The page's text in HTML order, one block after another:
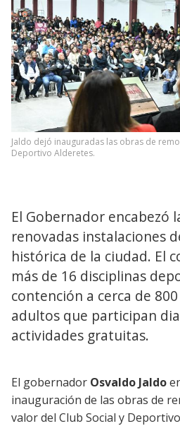
Jaldo dejó inauguradas las obras de
Deportivo Alderetes.
El Gobernador encabezó
renovadas instalaciones
histórica de la ciudad. El
más de 16 disciplinas
contención a cerca de
adultos que participan
actividades gratuitas.
El gobernador Osvaldo Jaldo
inauguración de las obras de
valor del Club Social y